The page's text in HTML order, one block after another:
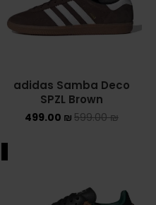
ASICS ONITSUKA TIGER
BALENCIAGA
adidas Samba Deco
SPZL Brown
599.00₪
499.00 ₪